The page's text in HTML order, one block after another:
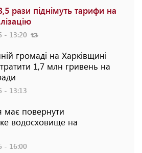
рази піднімуть тарифи на
- 13:20
громаді на Харківщині
1,7 млн гривень на
- 13:13
має повернути
водосховище на
- 16:00